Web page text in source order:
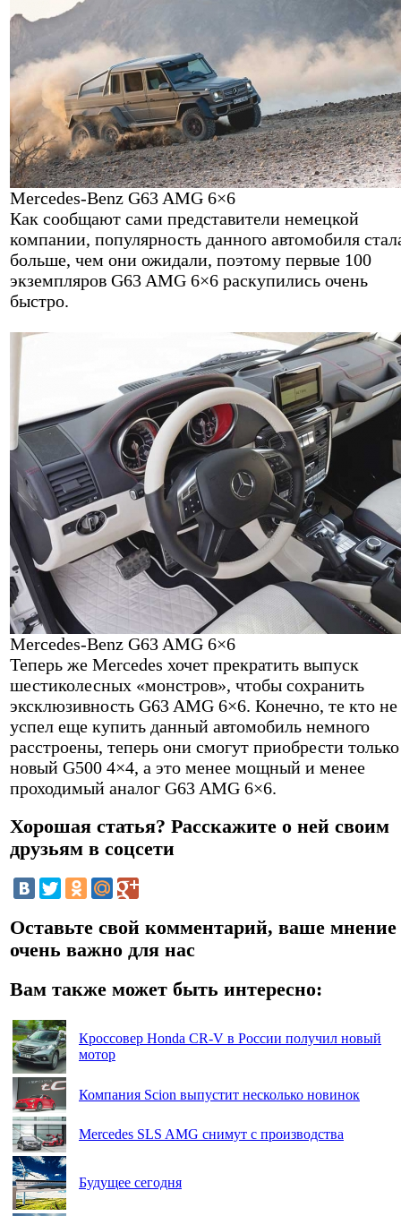
Mercedes-Benz G63 AMG 6×6
Как сообщают сами представители немецкой
компании, популярность данного автомобиля
больше, чем они ожидали, поэтому первые 100
экземпляров G63 AMG 6×6 раскупились очень
быстро.
Mercedes-Benz G63 AMG 6×6
Теперь же Mercedes хочет прекратить выпуск
шестиколесных «монстров», чтобы сохранить
эксклюзивность G63 AMG 6×6. Конечно, те кто не
успел еще купить данный автомобиль немного
расстроены, теперь они смогут приобрести только
новый G500 4×4, а это менее мощный и менее
проходимый аналог G63 AMG 6×6.
Хорошая статья? Расскажите о ней своим
друзьям в соцсети
Оставьте свой комментарий, ваше мнение
очень важно для нас
Вам также может быть интересно:
Кроссовер Honda CR-V в России получил новый
мотор
Компания Scion выпустит несколько новинок
Mercedes SLS AMG снимут с производства
Будущее сегодня